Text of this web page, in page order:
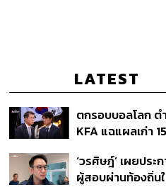
LATEST
ตกรอบบอลโลก ต
KFA แฉแผลเก่า
เกาหลีใต้?
‘วรศิษฎ์’ เผยปร
ผู้สอบผ่านท้องถิ่น